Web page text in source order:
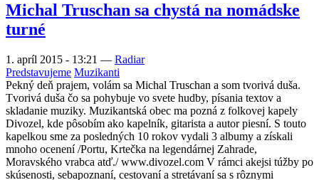
Michal Truschan sa chystá na nomádske
turné
1. apríl 2015 - 13:21 — Radiar
Predstavujeme Muzikanti
Pekný deň prajem, volám sa Michal Truschan a som tvorivá duša.
Tvorivá duša čo sa pohybuje vo svete hudby, písania textov a
skladanie muziky. Muzikantská obec ma pozná z folkovej kapely
Divozel, kde pôsobím ako kapelník, gitarista a autor piesní. S touto
kapelkou sme za posledných 10 rokov vydali 3 albumy a získali
mnoho ocenení /Portu, Krtečka na legendárnej Zahrade,
Moravského vrabca atď./ www.divozel.com V rámci akejsi túžby po
skúsenosti, sebapoznaní, cestovaní a stretávaní sa s rôznymi